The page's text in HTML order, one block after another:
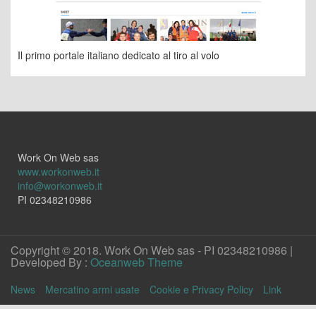
Il primo portale italiano dedicato al tiro al volo
Work On Web sas
www.workonweb.it
info@workonweb.it
PI 02348210986
Copyright © 2018. Work On Web sas - PI 02348210986 |
Developed By : Oceanweb Theme
News Mercatino armi usate Cookie e Privacy Policy Link